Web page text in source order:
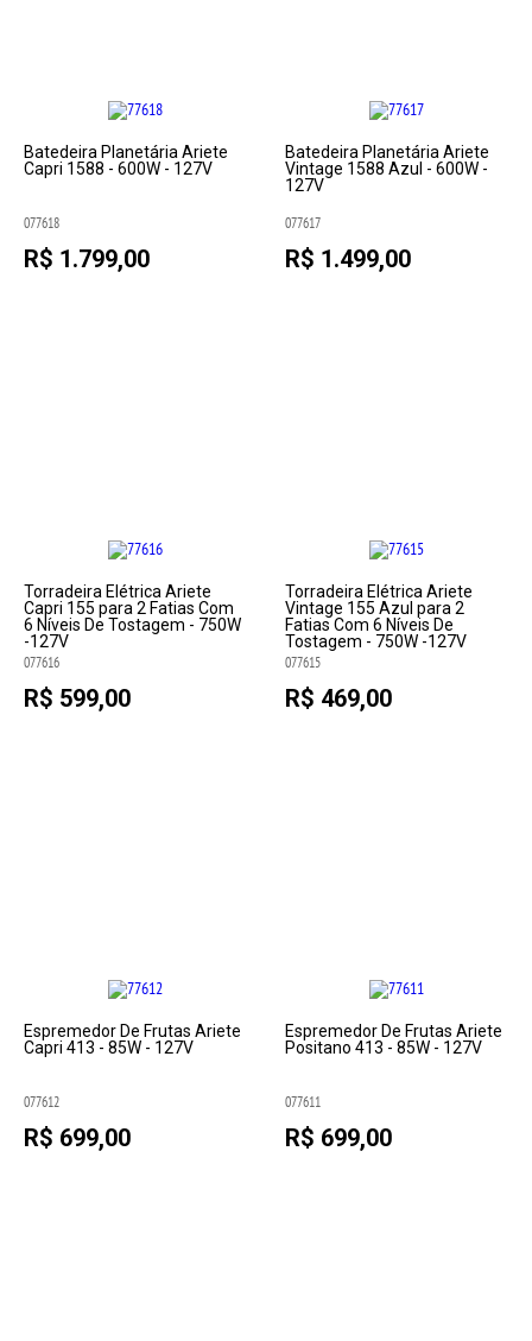
Batedeira Planetária Ariete
Capri 1588 - 600W - 127V
077618
R$ 1.799,00
Batedeira Planetária Ariete
Vintage 1588 Azul - 600W -
127V
077617
R$ 1.499,00
Torradeira Elétrica Ariete
Capri 155 para 2 Fatias Com
6 Níveis De Tostagem - 750W
-127V
077616
R$ 599,00
Torradeira Elétrica Ariete
Vintage 155 Azul para 2
Fatias Com 6 Níveis De
Tostagem - 750W -127V
077615
R$ 469,00
Espremedor De Frutas Ariete
Capri 413 - 85W - 127V
077612
R$ 699,00
Espremedor De Frutas Ariete
Positano 413 - 85W - 127V
077611
R$ 699,00